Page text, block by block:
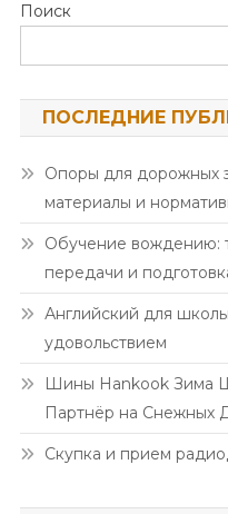
Поиск
ПОСЛЕДНИЕ
Опоры для дорожных
материалы и
Обучение вождению:
передачи и
Английский для
удовольствием
Шины Hankook Зима
Партнёр на Снежных
Скупка и прием